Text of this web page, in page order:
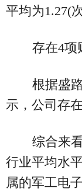
平均为1.27(
存在4项
根据盛
示，公司存
综合来
行业平均水
属的军工电